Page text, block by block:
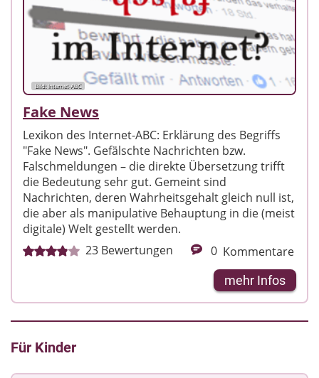
Bild: Internet-ABC
Fake News
Lexikon des Internet-ABC: Erklärung des Begriffs
"Fake News". Gefälschte Nachrichten bzw.
Falschmeldungen – die direkte Übersetzung trifft
die Bedeutung sehr gut. Gemeint sind
Nachrichten, deren Wahrheitsgehalt gleich null ist,
die aber als manipulative Behauptung in die (meist
digitale) Welt gestellt werden.
23 Bewertungen 0 Kommentare
mehr Infos
Für Kinder